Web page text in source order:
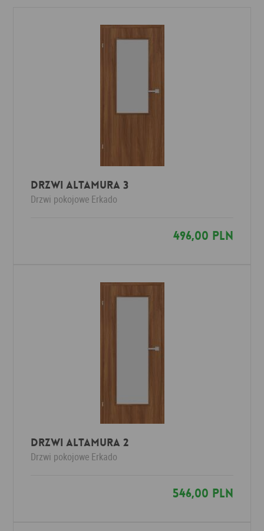
Drzwi ALTAMURA 3
Drzwi pokojowe Erkado
496,00 PLN
Drzwi ALTAMURA 2
Drzwi pokojowe Erkado
546,00 PLN